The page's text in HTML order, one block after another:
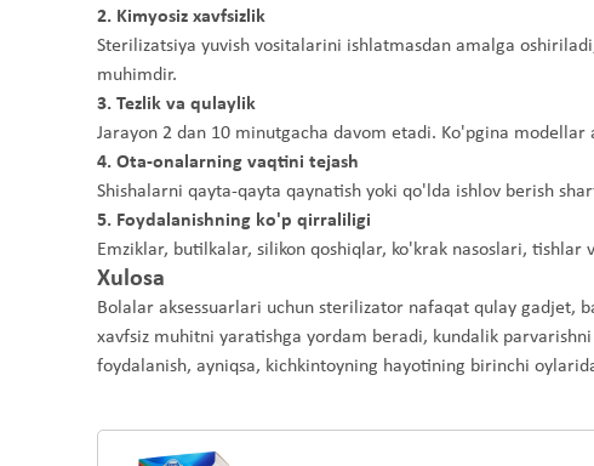
2. Kimyosiz xavfsizlik
Sterilizatsiya yuvish vositalarini ishlatmasdan amalga
muhimdir.
3. Tezlik va qulaylik
Jarayon 2 dan 10 minutgacha davom etadi. Ko'pgina
4. Ota-onalarning vaqtini tejash
Shishalarni qayta-qayta qaynatish yoki qo'lda ishlov berish
5. Foydalanishning ko'p qirraliligi
Emziklar, butilkalar, silikon qoshiqlar, ko'krak nasoslari,
Xulosa
Bolalar aksessuarlari uchun sterilizator nafaqat qulay
xavfsiz muhitni yaratishga yordam beradi, kundalik
foydalanish, ayniqsa, kichkintoyning hayotining birinchi